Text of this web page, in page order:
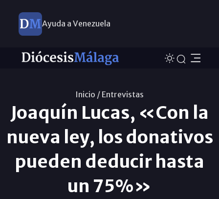
Ayuda a Venezuela
Inicio / Entrevistas
Joaquín Lucas, «Con la
nueva ley, los donativos
pueden deducir hasta
un 75%»